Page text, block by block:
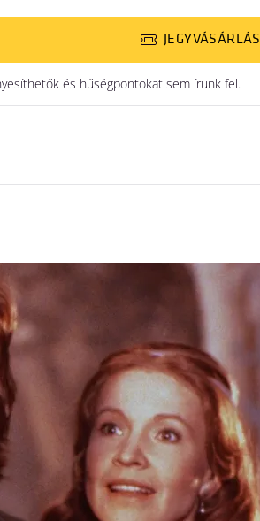
JEGYVÁSÁRLÁS
és hűségpontokat sem írunk fel.